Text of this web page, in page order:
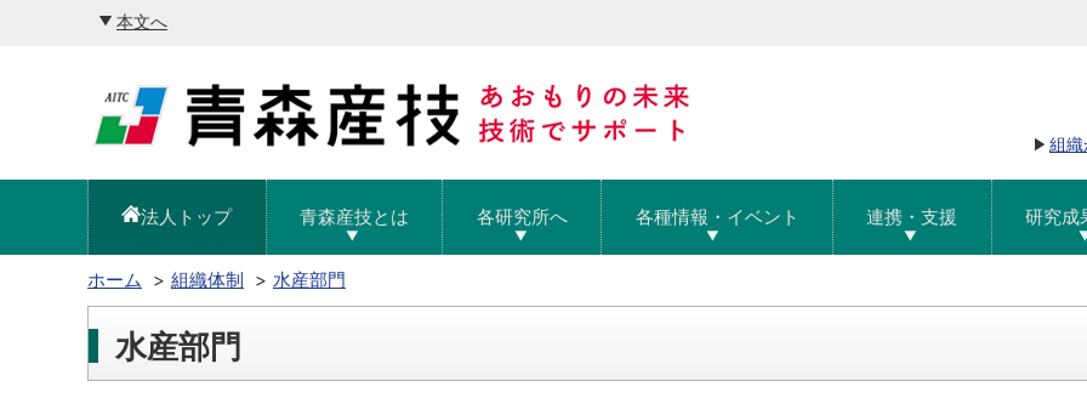
本文へ
組織
法人トップ 青森産技とは 各研究所へ 各種情報・イベント 連携・支援 研究成
ホーム 組織体制 水産部門
水産部門